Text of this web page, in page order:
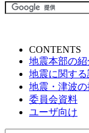
CONTENTS
地震本部の紹
地震に関する
地震・津波の
委員会資料
ユーザ向け